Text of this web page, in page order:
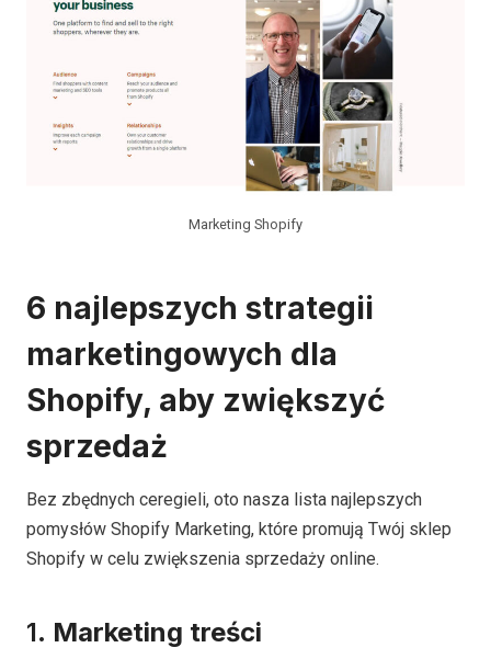
Marketing Shopify
6 najlepszych strategii
marketingowych dla
Shopify, aby zwiększyć
sprzedaż
Bez zbędnych ceregieli, oto nasza lista najlepszych
pomysłów Shopify Marketing, które promują Twój sklep
Shopify w celu zwiększenia sprzedaży online.
1. Marketing treści